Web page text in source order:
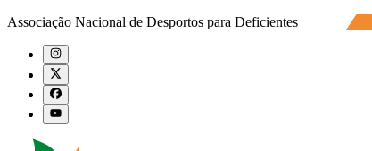
Associação Nacional de Desportos para Deficientes